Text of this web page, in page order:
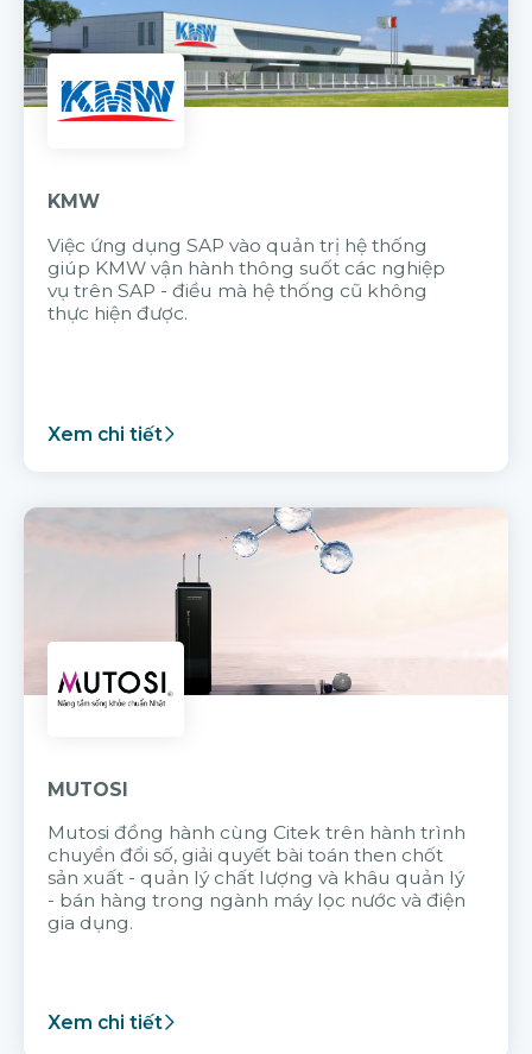
KMW
Việc ứng dụng SAP vào quản trị hệ thống
giúp KMW vận hành thông suốt các nghiệp
vụ trên SAP - điều mà hệ thống cũ không
thực hiện được.
Xem chi tiết
MUTOSI
Mutosi đồng hành cùng Citek trên hành trình
chuyển đổi số, giải quyết bài toán then chốt
sản xuất - quản lý chất lượng và khâu quản lý
- bán hàng trong ngành máy lọc nước và điện
gia dụng.
Xem chi tiết